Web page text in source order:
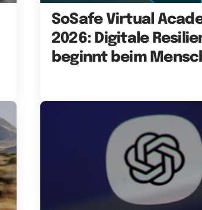
SoSafe Virtual
2026: Digitale
beginnt beim